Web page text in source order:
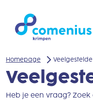
Homepage
Heb je een vraag?